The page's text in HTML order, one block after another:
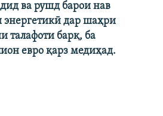
ва рушд барои нав
дар шаҳри
талафоти барқ, ба
евро қарз медиҳад.